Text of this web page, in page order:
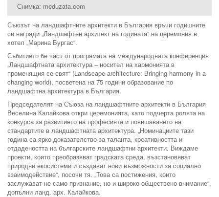
Снимка: meduzata.com
Съюзът на ландшафтните архитекти в България връчи годишните
си награди „Ландшафтен архитект на годината“ на церемония в
хотел „Марина Бургас“.
Събитието бе част от програмата на международната конференция
„Ландшафтната архитектура – носител на хармонията в
променящия се свят“ (Landscape architecture: Bringing harmony in a
changing world), посветена на 75 години образование по
ландшафтна архитектура в България.
Председателят на Съюза на ландшафтните архитекти в България
Веселина Калайкова откри церемонията, като подчерта ролята на
конкурса за развитието на професията и повишаването на
стандартите в ландшафтната архитектура. „Номинациите тази
година са ярко доказателство за таланта, креативността и
отдадеността на българските ландшафтни архитекти. Виждаме
проекти, които преобразяват градската среда, възстановяват
природни екосистеми и създават нови възможности за социално
взаимодействие“, посочи тя. „Това са постижения, които
заслужават не само признание, но и широко обществено внимание“,
допълни ланд. арх. Калайкова.